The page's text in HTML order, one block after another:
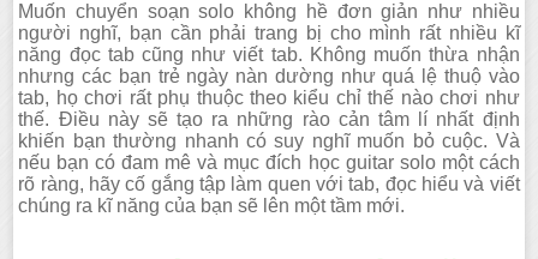
Muốn chuyển soạn solo không hề đơn giản như nhiều
người nghĩ, bạn cần phải trang bị cho mình rất nhiều kĩ
năng đọc tab cũng như viết tab. Không muốn thừa nhận
nhưng các bạn trẻ ngày nàn dường như quá lệ thuộ vào
tab, họ chơi rất phụ thuộc theo kiểu chỉ thế nào chơi như
thế. Điều này sẽ tạo ra những rào cản tâm lí nhất định
khiến bạn thường nhanh có suy nghĩ muốn bỏ cuộc. Và
nếu bạn có đam mê và mục đích học guitar solo một cách
rõ ràng, hãy cố gắng tập làm quen với tab, đọc hiểu và viết
chúng ra kĩ năng của bạn sẽ lên một tầm mới.